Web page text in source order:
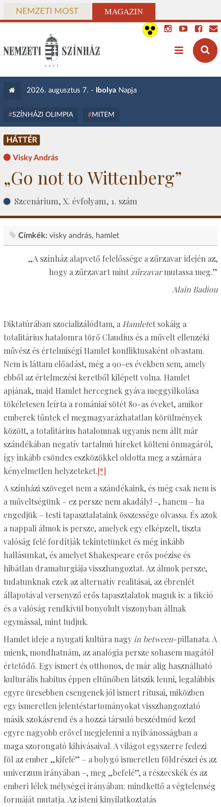
NEMZETI MOST MAGAZIN
2026. augusztus 7. - Ibolya Napja
SZÍNHÁZI OLIMPIA MITEM
HÁTTÉR
Visky András
„Go not to Wittenberg”
Szcenárium, X. évfolyam, 1. szám
Címkék: visky andrás hamlet
„A színház alapvető felelőssége a zűrzavar idején az,
hogy a zűrzavart mint zűrzavarmutassa meg.”
Alain Badiou
Diktatúrában szocializálódtam, a Hamletet sokáig a
totalitárius hatalomra törő Claudius és a művelt ellenzéki
művész és értelmiségi Hamlet konfliktusaként olvastam.
Nem is láttam előadást, még a 90-es években sem, amely
ebből az értelmezési keretből kilépett volna. Hamlet
apjának, majd Hamlet hercegnek gyáva meggyilkolása
tökéletesen leírta a romániai sötét 80-as éveket, amikor
emberek tűntek el megmagyarázhatatlan körülmények
között, a totalitárius hatalomnak ugyanis nem állt már
szándékában negatív tartalmú híreket költeni önmagáról,
így inkább csöndes eszközökkel oldotta meg a számára
kényelmetlen helyzeteket.[*]
A színházi szöveget nem a szándékaink, és még csak nem is
a műveltségünk – ez persze nem akadály! –, hanem – ha
engedjük – testi tapasztalataink összessége olvassa. És azok
a nappali álmok is persze, amelyek egy elképzelt, tiszta
valóság felé fordítják tekintetünket és még inkább
hallásunkat, és amelyet Shakespeare erős poézise és
hibátlan dramaturgiája visszhangoztat. Az álmok persze,
tudatunknak ezek az alternatív realitásai, az ébrenlét
állapotával versenyző erős tapasztalatok maguk is: a fikció
és a valóság rendkívül bonyolult viszonyban állnak
egymással, mint tudjuk.
Hamlet ideje a nyugati kultúra nagy in between-pillanata. A
mienk, mondhatnám, az analógia persze sohasem magától
értetődő. Egy ismert és otthonos, de már alig használható
kulturális habitus éppen eltűnőben látszik lenni, legalábbis
egyre üresebben csengenek jól ismert rítusai, miközben
egy ismeretlen jelentéstartományokat visszhangoztató
másik szokásrend és a hozzá társuló beszédmód kezd
egyre nagyobb erővel megjelenni a nyilvánosságban a
maga szorongató kihívásaival. A világot egyszerre fedezi
föl az ember „kifelé” – a bolygó ismeretlen földrészei és az
univerzum irányában –, meg „befelé”, a részecskék és az
emberi lélek mélységei irányában: mindkettő a végtelenség
formáját mutatja. Az isteni kinyilatkoztatás